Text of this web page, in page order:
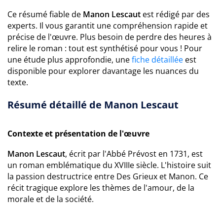
Ce résumé fiable de Manon Lescaut est rédigé par des
experts. Il vous garantit une compréhension rapide et
précise de l'œuvre. Plus besoin de perdre des heures à
relire le roman : tout est synthétisé pour vous ! Pour
une étude plus approfondie, unefiche détaillée est
disponible pour explorer davantage les nuances du
texte.
Résumé détaillé de Manon Lescaut
Contexte et présentation de l'œuvre
Manon Lescaut, écrit par l'Abbé Prévost en 1731, est
un roman emblématique du XVIIIe siècle. L'histoire suit
la passion destructrice entre Des Grieux et Manon. Ce
récit tragique explore les thèmes de l'amour, de la
morale et de la société.